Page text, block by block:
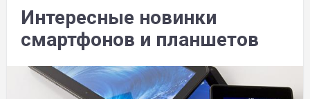
Интересные новинки
смартфонов и планшетов